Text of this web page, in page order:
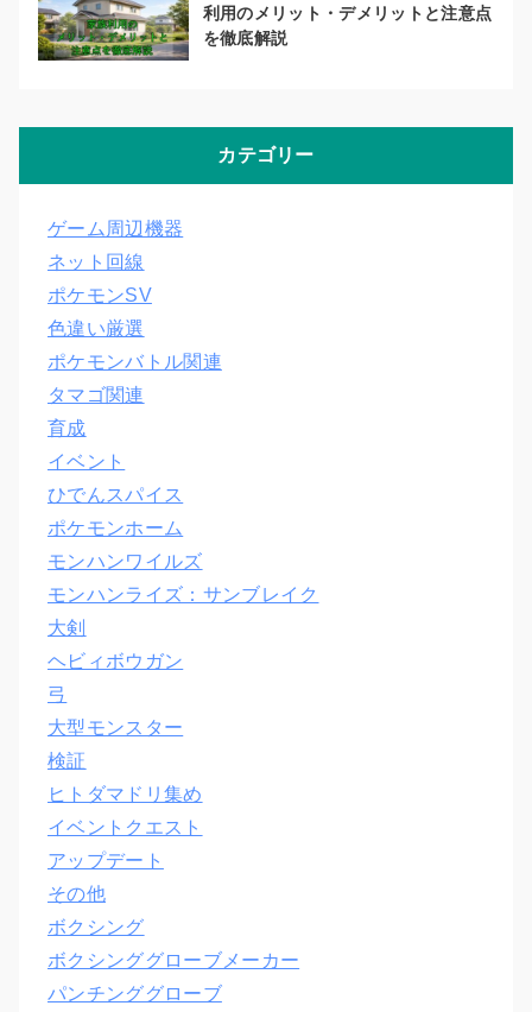
利用のメリット・デメリットと注意点
を徹底解説
カテゴリー
ゲーム周辺機器
ネット回線
ポケモンSV
色違い厳選
ポケモンバトル関連
タマゴ関連
育成
イベント
ひでんスパイス
ポケモンホーム
モンハンワイルズ
モンハンライズ：サンブレイク
大剣
ヘビィボウガン
弓
大型モンスター
検証
ヒトダマドリ集め
イベントクエスト
アップデート
その他
ボクシング
ボクシンググローブメーカー
パンチンググローブ